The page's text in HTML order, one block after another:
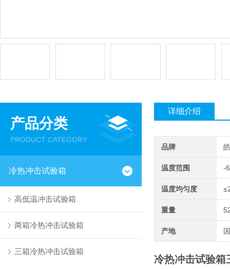
产品分类
PRODUCT CATEGORY
冷热冲击试验箱
高低温冲击试验箱
两箱冷热冲击试验箱
三箱冷热冲击试验箱
详细介绍
品牌
温度范围 -
温度均匀度
重量
产地
冷热冲击试验箱